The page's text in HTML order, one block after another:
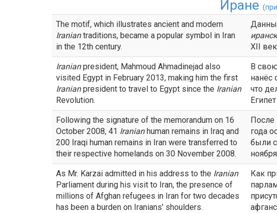
Иране
The motif, which illustrates ancient and modern
Iraniantraditions, became a popular symbol in Iran
in the 12th century.
XII
Iranianpresident, Mahmoud Ahmadinejad also
visited Egypt in February 2013, making him the first
Iranianpresident to travel to Egypt since the Iranian
Revolution.
В
нанёс
что
Following the signature of the memorandum on 16
October 2008, 41 Iranianhuman remains in Iraq and
200 Iraqi human remains in Iran were transferred to
their respective homelands on 30 November 2008.
После
года
были
As Mr. Karzai admitted in his address to the Iranian
Parliament during his visit to Iran, the presence of
millions of Afghan refugees in Iran for two decades
has been a burden on Iranians' shoulders.
Как